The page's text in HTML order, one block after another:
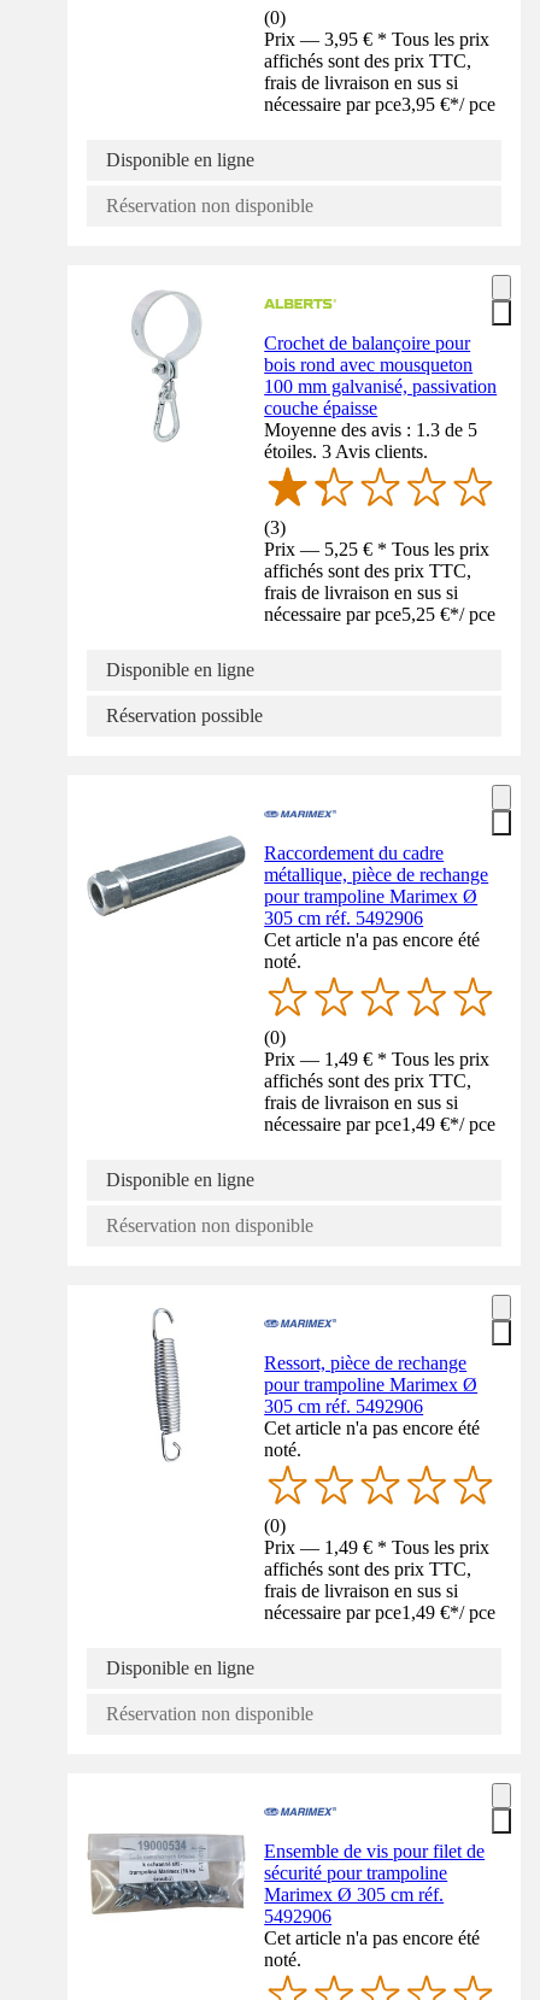
(0)
Prix — 3,95 € * Tous les prix
affichés sont des prix TTC,
frais de livraison en sus si
nécessaire par pce3,95 €*/ pce
Disponible en ligne
Réservation non disponible
Crochet de balançoire pour
bois rond avec mousqueton
100 mm galvanisé, passivation
couche épaisse
Moyenne des avis : 1.3 de 5
étoiles. 3 Avis clients.
(3)
Prix — 5,25 € * Tous les prix
affichés sont des prix TTC,
frais de livraison en sus si
nécessaire par pce5,25 €*/ pce
Disponible en ligne
Réservation possible
Raccordement du cadre
métallique, pièce de rechange
pour trampoline Marimex Ø
305 cm réf. 5492906
Cet article n'a pas encore été
noté.
(0)
Prix — 1,49 € * Tous les prix
affichés sont des prix TTC,
frais de livraison en sus si
nécessaire par pce1,49 €*/ pce
Disponible en ligne
Réservation non disponible
Ressort, pièce de rechange
pour trampoline Marimex Ø
305 cm réf. 5492906
Cet article n'a pas encore été
noté.
(0)
Prix — 1,49 € * Tous les prix
affichés sont des prix TTC,
frais de livraison en sus si
nécessaire par pce1,49 €*/ pce
Disponible en ligne
Réservation non disponible
Ensemble de vis pour filet de
sécurité pour trampoline
Marimex Ø 305 cm réf.
5492906
Cet article n'a pas encore été
noté.